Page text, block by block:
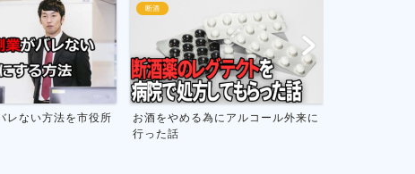
断酒
お酒をやめる為にアルコール外来に
お酒をやめて人生が変わったお話し